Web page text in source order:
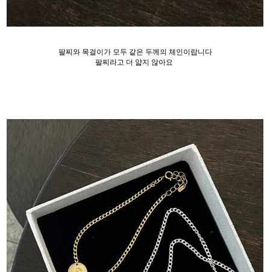
팔찌와 목걸이가 모두 같은 두께의 체인이랍니다
팔찌라고 더 얇지 않아요